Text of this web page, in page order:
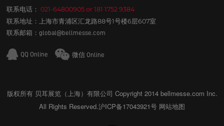
联系电话：021-64800905 or 181 1752 9384
联系地址：上海市青浦区汇龙路88号1号楼6层607室
联系邮箱：global@bellmesse.com
QQ Online 微信 Online
版权所有 贝耳展览（上海）有限公司 Copyright 2014 bellmesse.com Inc.
All Rights Reserved.沪ICP备17043921号 网站地图